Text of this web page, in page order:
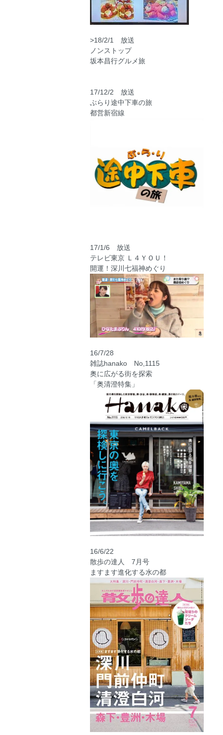
>18/2/1 放送
ノンストップ
坂本昌行グルメ旅
17/12/2 放送
ぶらり途中下車の旅
都営新宿線
17/1/6 放送
テレビ東京 Ｌ４ＹＯＵ！
開運！深川七福神めぐり
16/7/28
雑誌hanako No,1115
奥に広がる街を探索
「奥清澄特集」
16/6/22
散歩の達人 7月号
ますます進化する水の都